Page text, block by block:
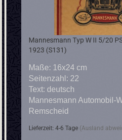
Mannesmann Typ W II 5/20
1923 (S131)
Maße: 16x24 cm
Seitenzahl: 22
Text: deutsch
Mannesmann Automobil-
Remscheid
Lieferzeit: 4-6 Tage (Ausland